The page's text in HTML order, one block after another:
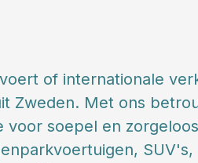
of internationale
Zweden. Met ons
soepel en
SUV's,